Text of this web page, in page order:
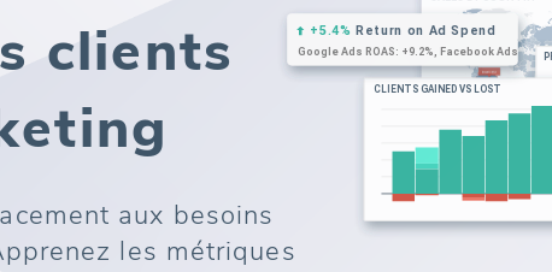
clients
aux besoins
les métriques